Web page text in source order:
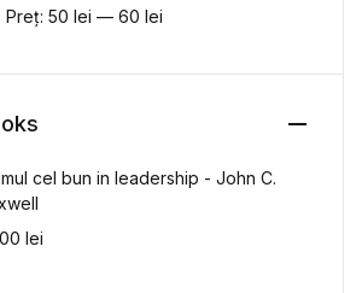
Preț: 50 lei — 60 lei
cel bun in leadership - John C.
lei